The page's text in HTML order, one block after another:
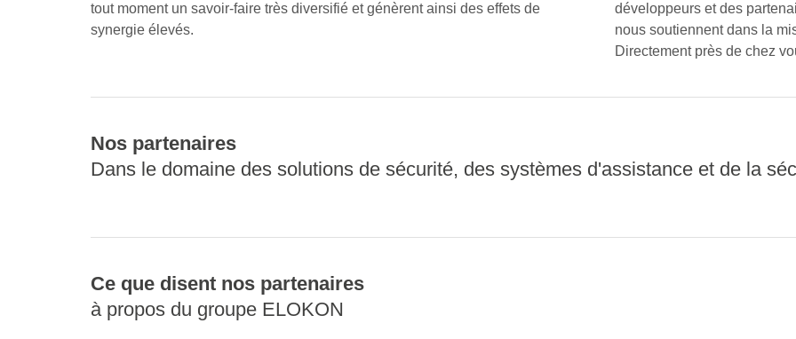
tout moment un savoir-faire très diversifié et génèrent ainsi des effets de
synergie élevés.
développeurs et des
nous soutiennent dans la
Directement près de chez
Nos partenaires
Dans le domaine des solutions de sécurité, des systèmes d'assistance et de la
Ce que disent nos partenaires
à propos du groupe ELOKON